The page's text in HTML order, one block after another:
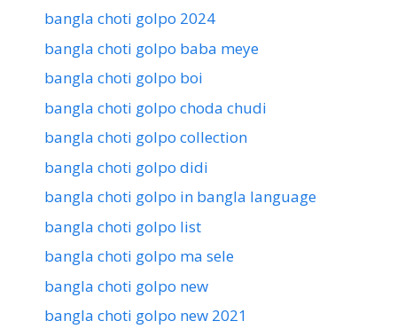
bangla choti golpo 2024
bangla choti golpo baba meye
bangla choti golpo boi
bangla choti golpo choda chudi
bangla choti golpo collection
bangla choti golpo didi
bangla choti golpo in bangla language
bangla choti golpo list
bangla choti golpo ma sele
bangla choti golpo new
bangla choti golpo new 2021